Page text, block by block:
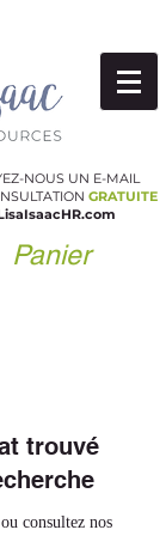
NOUS UN E-MAIL
GRATUITE
Panier
trouvé
consultez nos